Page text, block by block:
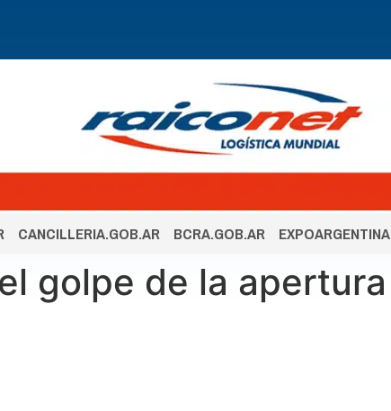
CANCILLERIA.GOB.AR BCRA.GOB.AR EXPOARGENTINA
golpe de la apertura